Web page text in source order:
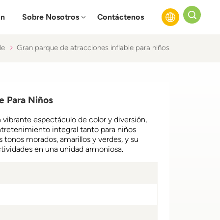
Sobre Nosotros Contáctenos
Español
عربي
Gran parque de atracciones inflable para niños
Para Niños
espectáculo de color y diversión,
integral tanto para niños
morados, amarillos y verdes, y su
en una unidad armoniosa.